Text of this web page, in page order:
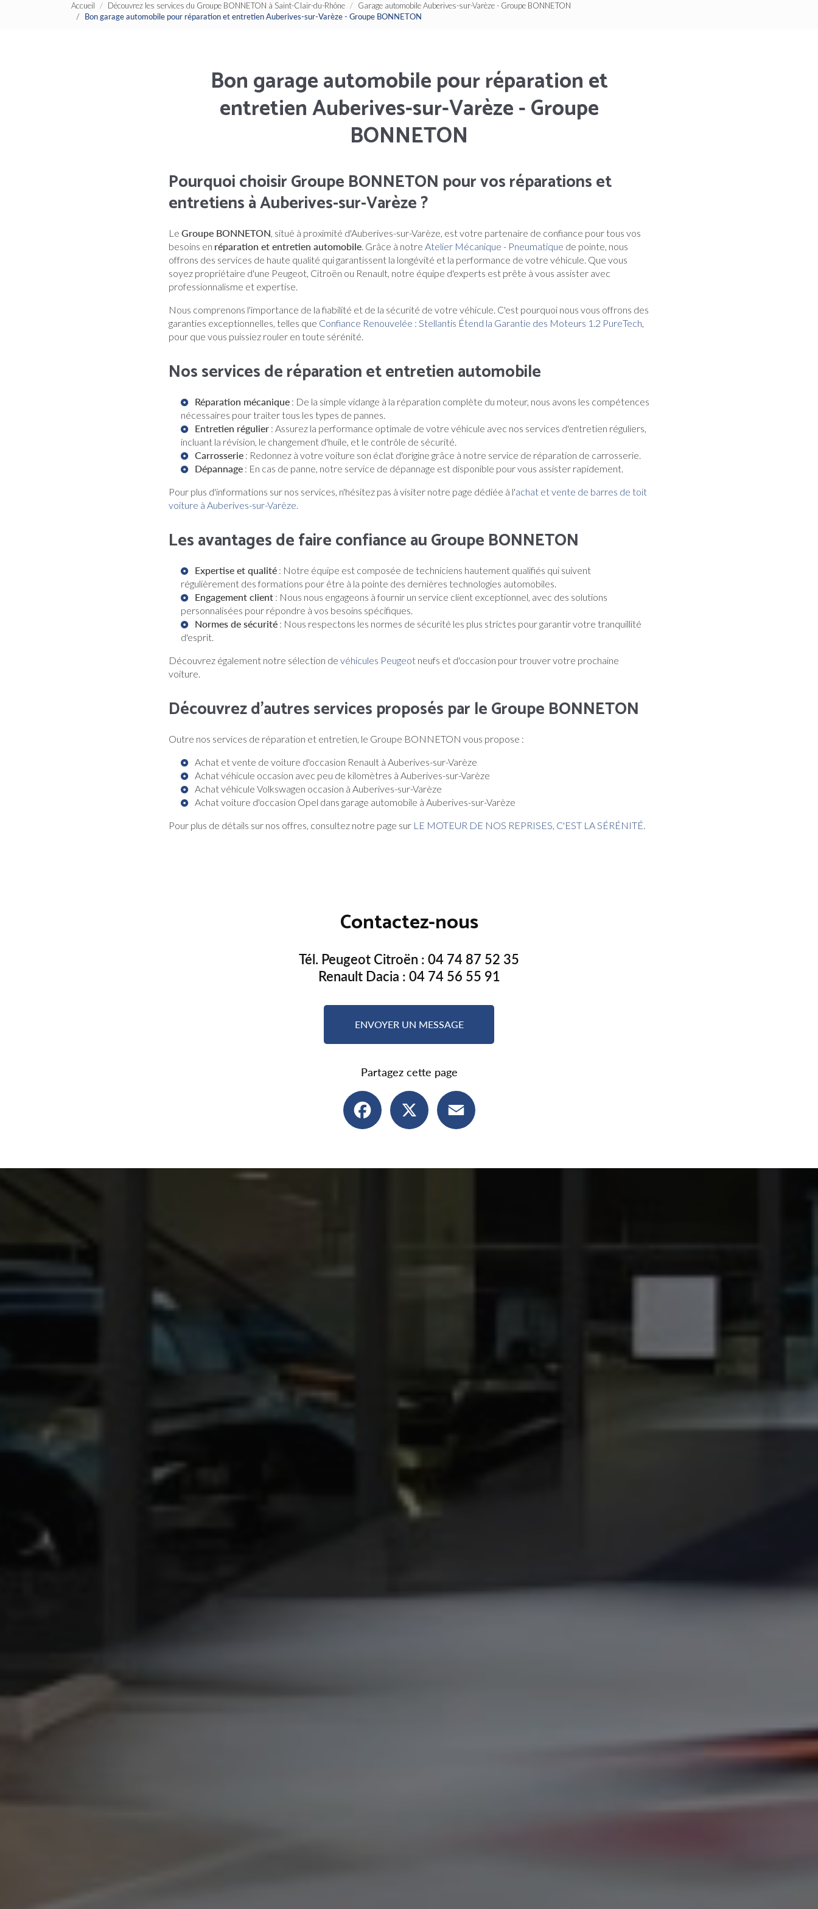
Accueil Découvrez les services du Groupe BONNETON à Saint-Clair-du-Rhône
Garage automobile Auberives-sur-Varèze - Groupe BONNETON
Bon garage automobile pour réparation et entretien Auberives-sur-Varèze - Groupe BONNETON
Bon garage automobile pour réparation et
entretien Auberives-sur-Varèze - Groupe
BONNETON
Pourquoi choisir Groupe BONNETON pour vos réparations et
entretiens à Auberives-sur-Varèze ?
Le Groupe BONNETON, situé à proximité d'Auberives-sur-Varèze, est votre partenaire de confiance pour tous vos
besoins en réparation et entretien automobile. Grâce à notre Atelier Mécanique - Pneumatique de pointe, nous
offrons des services de haute qualité qui garantissent la longévité et la performance de votre véhicule. Que vous
soyez propriétaire d'une Peugeot, Citroën ou Renault, notre équipe d'experts est prête à vous assister avec
professionnalisme et expertise.
Nous comprenons l'importance de la fiabilité et de la sécurité de votre véhicule. C'est pourquoi nous vous offrons des
garanties exceptionnelles, telles que Confiance Renouvelée : Stellantis Étend la Garantie des Moteurs 1.2 PureTech,
pour que vous puissiez rouler en toute sérénité.
Nos services de réparation et entretien automobile
Réparation mécanique : De la simple vidange à la réparation complète du moteur, nous avons les compétences
nécessaires pour traiter tous les types de pannes.
Entretien régulier : Assurez la performance optimale de votre véhicule avec nos services d'entretien réguliers,
incluant la révision, le changement d'huile, et le contrôle de sécurité.
Carrosserie : Redonnez à votre voiture son éclat d'origine grâce à notre service de réparation de carrosserie.
Dépannage : En cas de panne, notre service de dépannage est disponible pour vous assister rapidement.
Pour plus d'informations sur nos services, n'hésitez pas à visiter notre page dédiée à l'achat et vente de barres de toit
voiture à Auberives-sur-Varèze.
Les avantages de faire confiance au Groupe BONNETON
Expertise et qualité : Notre équipe est composée de techniciens hautement qualifiés qui suivent
régulièrement des formations pour être à la pointe des dernières technologies automobiles.
Engagement client : Nous nous engageons à fournir un service client exceptionnel, avec des solutions
personnalisées pour répondre à vos besoins spécifiques.
Normes de sécurité : Nous respectons les normes de sécurité les plus strictes pour garantir votre tranquillité
d'esprit.
Découvrez également notre sélection de véhicules Peugeot neufs et d'occasion pour trouver votre prochaine
voiture.
Découvrez d'autres services proposés par le Groupe BONNETON
Outre nos services de réparation et entretien, le Groupe BONNETON vous propose :
Achat et vente de voiture d'occasion Renault à Auberives-sur-Varèze
Achat véhicule occasion avec peu de kilomètres à Auberives-sur-Varèze
Achat véhicule Volkswagen occasion à Auberives-sur-Varèze
Achat voiture d'occasion Opel dans garage automobile à Auberives-sur-Varèze
Pour plus de détails sur nos offres, consultez notre page sur LE MOTEUR DE NOS REPRISES, C'EST LA SÉRÉNITÉ.
Contactez-nous
Tél. Peugeot Citroën : 04 74 87 52 35
Renault Dacia : 04 74 56 55 91
ENVOYER UN MESSAGE
Partagez cette page
Facebook